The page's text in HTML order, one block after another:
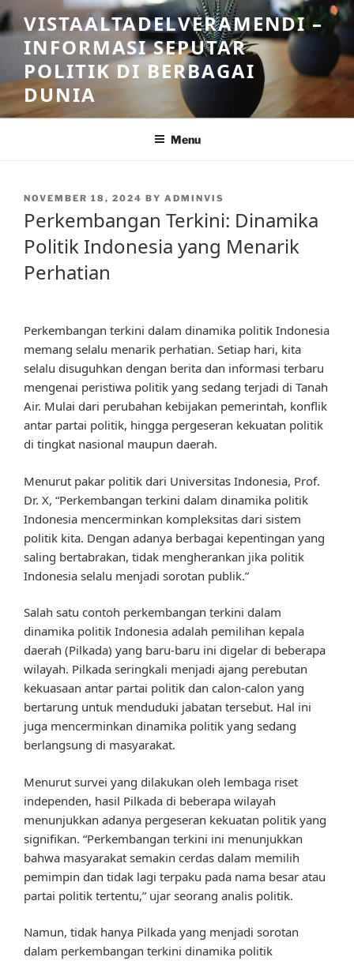
Skip
to
content
VISTAALTADELVERAMENDI –
INFORMASI SEPUTAR
POLITIK DI BERBAGAI
DUNIA
Menu
POSTED
NOVEMBER 18, 2024 BY ADMINVIS
Perkembangan Terkini: Dinamika
Politik Indonesia yang Menarik
Perhatian
Perkembangan terkini dalam dinamika politik Indonesia
memang selalu menarik perhatian. Setiap hari, kita
selalu disuguhkan dengan berita dan informasi terbaru
mengenai peristiwa politik yang sedang terjadi di Tanah
Air. Mulai dari perubahan kebijakan pemerintah, konflik
antar partai politik, hingga pergeseran kekuatan politik
di tingkat nasional maupun daerah.
Menurut pakar politik dari Universitas Indonesia, Prof.
Dr. X, “Perkembangan terkini dalam dinamika politik
Indonesia mencerminkan kompleksitas dari sistem
politik kita. Dengan adanya berbagai kepentingan yang
saling bertabrakan, tidak mengherankan jika politik
Indonesia selalu menjadi sorotan publik.”
Salah satu contoh perkembangan terkini dalam
dinamika politik Indonesia adalah pemilihan kepala
daerah (Pilkada) yang baru-baru ini digelar di beberapa
wilayah. Pilkada seringkali menjadi ajang perebutan
kekuasaan antar partai politik dan calon-calon yang
bertarung untuk menduduki jabatan tersebut. Hal ini
juga mencerminkan dinamika politik yang sedang
berlangsung di masyarakat.
Menurut survei yang dilakukan oleh lembaga riset
independen, hasil Pilkada di beberapa wilayah
menunjukkan adanya pergeseran kekuatan politik yang
signifikan. “Perkembangan terkini ini menunjukkan
bahwa masyarakat semakin cerdas dalam memilih
pemimpin dan tidak lagi terpaku pada nama besar atau
partai politik tertentu,” ujar seorang analis politik.
Namun, tidak hanya Pilkada yang menjadi sorotan
dalam perkembangan terkini dinamika politik